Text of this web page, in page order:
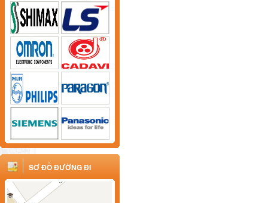
SƠ ĐỒ ĐƯỜNG ĐI